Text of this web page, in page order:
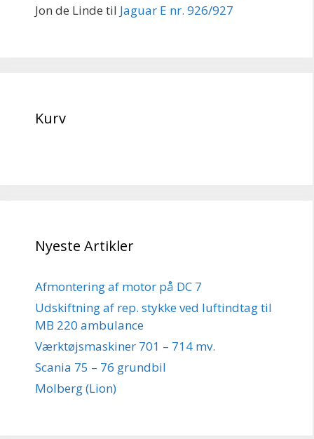
Jon de Linde til Jaguar E nr. 926/927
Kurv
Nyeste Artikler
Afmontering af motor på DC 7
Udskiftning af rep. stykke ved luftindtag til
MB 220 ambulance
Værktøjsmaskiner 701 – 714 mv.
Scania 75 – 76 grundbil
Molberg (Lion)